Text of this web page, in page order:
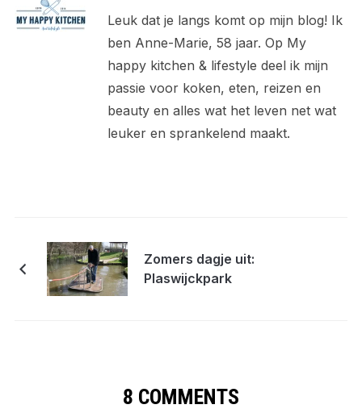
Leuk dat je langs komt op mijn blog! Ik
ben Anne-Marie, 58 jaar. Op My
happy kitchen & lifestyle deel ik mijn
passie voor koken, eten, reizen en
beauty en alles wat het leven net wat
leuker en sprankelend maakt.
Zomers dagje uit:
Plaswijckpark
8 COMMENTS